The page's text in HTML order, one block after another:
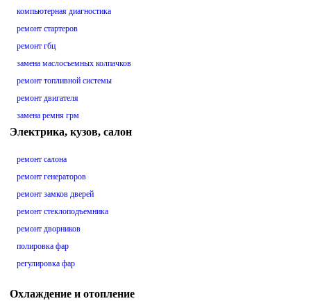
компьютерная диагностика
ремонт стартеров
ремонт гбц
замена маслосъемных колпачков
ремонт топливной системы
ремонт двигателя
замена ремня грм
Электрика, кузов, салон
ремонт салона
ремонт генераторов
ремонт замков дверей
ремонт стеклоподъемника
ремонт дворников
полировка фар
регулировка фар
Охлаждение и отопление